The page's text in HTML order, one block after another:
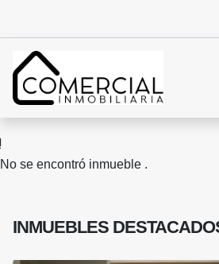
No se encontró inmueble .
INMUEBLES